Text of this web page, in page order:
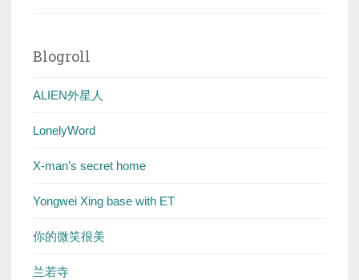
Blogroll
ALIEN外星人
LonelyWord
X-man’s secret home
Yongwei Xing base with ET
你的微笑很美
兰若寺